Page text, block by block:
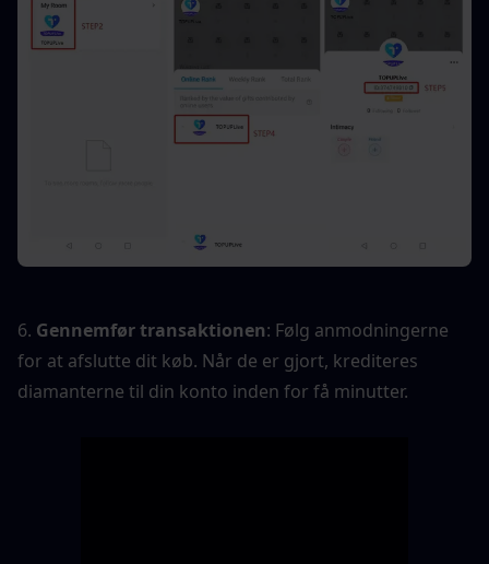
6. Gennemfør transaktionen: Følg anmodningerne
for at afslutte dit køb. Når de er gjort, krediteres
diamanterne til din konto inden for få minutter.